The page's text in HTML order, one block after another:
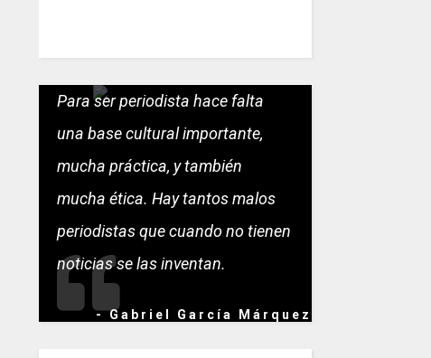
Para ser periodista hace falta
una base cultural importante,
mucha práctica, y también
mucha ética. Hay tantos malos
periodistas que cuando no tienen
noticias se las inventan.
- Gabriel García Márquez